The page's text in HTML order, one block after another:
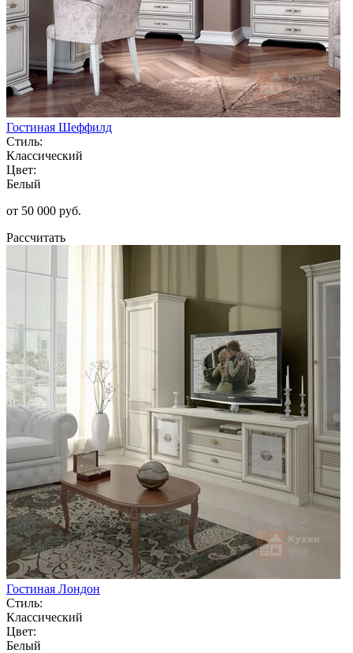
Гостиная Шеффилд
Стиль:
Классический
Цвет:
Белый
от 50 000 руб.
Рассчитать
Гостиная Лондон
Стиль:
Классический
Цвет:
Белый